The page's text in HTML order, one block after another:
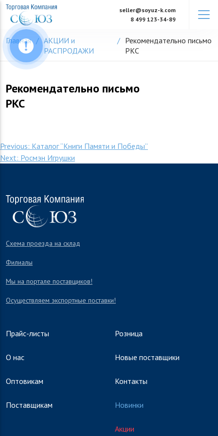
Skip
content
seller@soyuz-k.com
8 499 123-34-89
Главная
АКЦИИ и
РАСПРОДАЖИ
Рекомендательно письмо
РКС
Рекомендательно письмо
РКС
Навигация
по
Previous: Каталог “Книги Памяти и Победы”
Next: Росмэн Игрушки
Схема проезда на склад
Филиалы
Мы на портале поставщиков!
Осуществляем экспортные поставки!
Прайс-листы
О нас
Оптовикам
Поставщикам
Розница
Новые поставщики
Контакты
Новинки
Акции